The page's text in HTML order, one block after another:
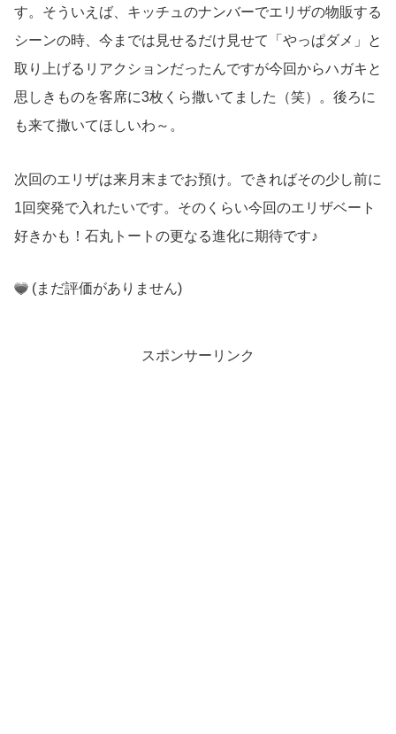
す。そういえば、キッチュのナンバーでエリザの物販する
シーンの時、今までは見せるだけ見せて「やっぱダメ」と
取り上げるリアクションだったんですが今回からハガキと
思しきものを客席に3枚くら撒いてました（笑）。後ろに
も来て撒いてほしいわ～。
次回のエリザは来月末までお預け。できればその少し前に
1回突発で入れたいです。そのくらい今回のエリザベート
好きかも！石丸トートの更なる進化に期待です♪
(まだ評価がありません)
スポンサーリンク